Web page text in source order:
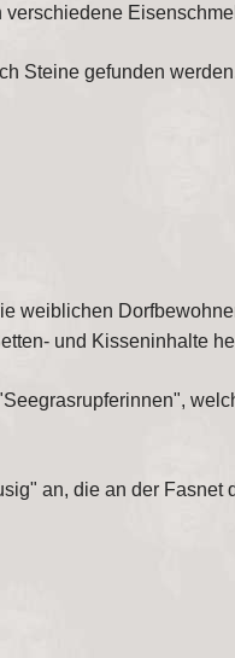
Steine gefunden
weiblichen
und Kisseninhalte
an, die an der